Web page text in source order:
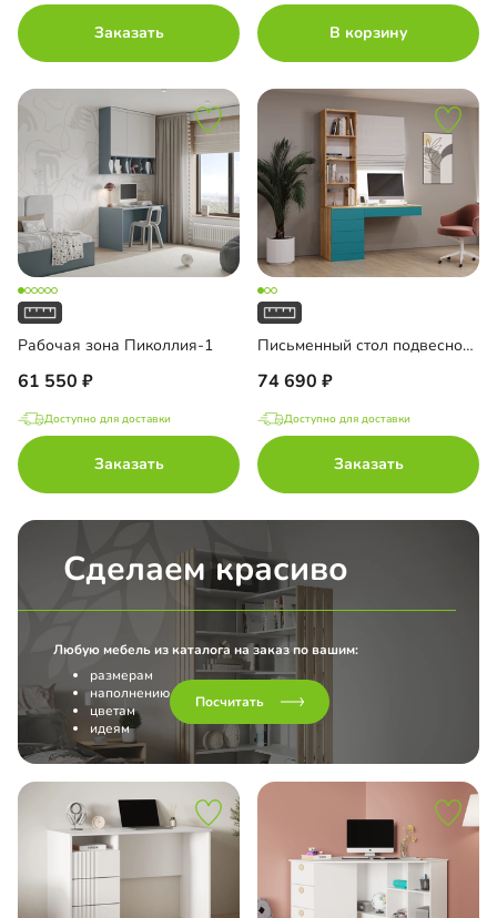
Заказать В корзину
Рабочая зона Пиколлия-1
61 550
Доступно для доставки
Заказать
Письменный стол подвесной Мобаро-3
74 690
Доступно для доставки
Заказать
Сделаем красиво
Любую мебель из каталога на заказ по вашим:
размерам
наполнению
цветам
идеям
Посчитать